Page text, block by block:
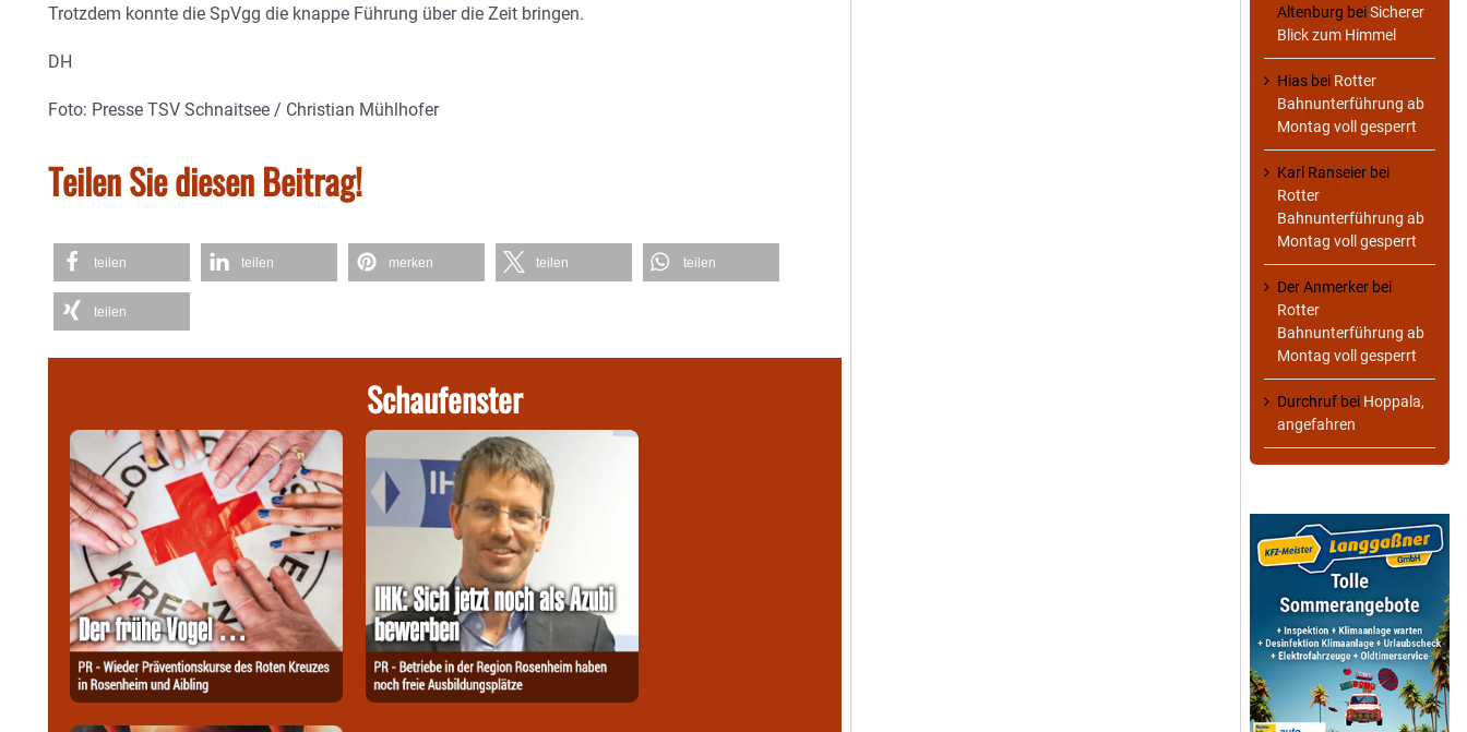
Trotzdem konnte die SpVgg die knappe Führung über die Zeit bringen.
DH
Foto: Presse TSV Schnaitsee / Christian Mühlhofer
Teilen Sie diesen Beitrag!
teilen teilen merken teilen teilen
teilen
Schaufenster
Altenburg beiSicherer
Blick zum Himmel
Hias bei Rotter
Bahnunterführung ab
Montag voll gesperrt
Karl Ranseier bei
Rotter
Bahnunterführung ab
Montag voll gesperrt
Der Anmerker bei
Rotter
Bahnunterführung ab
Montag voll gesperrt
Durchruf bei Hoppala,
angefahren